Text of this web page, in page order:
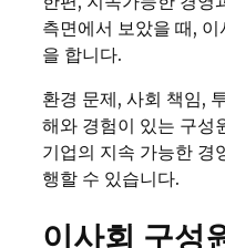
측면에서 보았을 때,
을 합니다.
환경 문제, 사회 책임,
해와 경험이 있는 구성
기업의 지속 가능한 경
행할 수 있습니다.
이사회 구성